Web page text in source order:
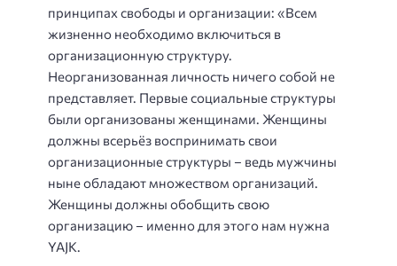
принципах свободы и организации: «Всем
жизненно необходимо включиться в
организационную структуру.
Неорганизованная личность ничего собой не
представляет. Первые социальные структуры
были организованы женщинами. Женщины
должны всерьёз воспринимать свои
организационные структуры – ведь мужчины
ныне обладают множеством организаций.
Женщины должны обобщить свою
организацию – именно для этого нам нужна
YAJK.